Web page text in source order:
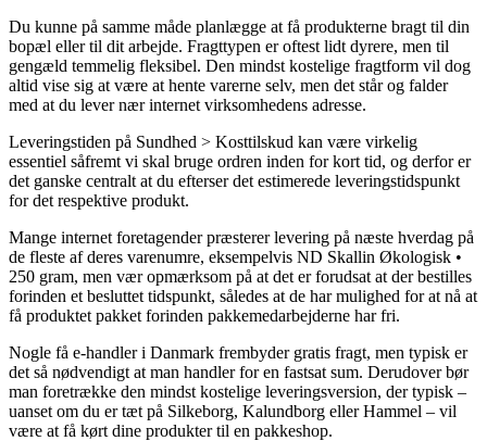
Du kunne på samme måde planlægge at få produkterne bragt til din
bopæl eller til dit arbejde. Fragttypen er oftest lidt dyrere, men til
gengæld temmelig fleksibel. Den mindst kostelige fragtform vil dog
altid vise sig at være at hente varerne selv, men det står og falder
med at du lever nær internet virksomhedens adresse.
Leveringstiden på Sundhed > Kosttilskud kan være virkelig
essentiel såfremt vi skal bruge ordren inden for kort tid, og derfor er
det ganske centralt at du efterser det estimerede leveringstidspunkt
for det respektive produkt.
Mange internet foretagender præsterer levering på næste hverdag på
de fleste af deres varenumre, eksempelvis ND Skallin Økologisk •
250 gram, men vær opmærksom på at det er forudsat at der bestilles
forinden et besluttet tidspunkt, således at de har mulighed for at nå at
få produktet pakket forinden pakkemedarbejderne har fri.
Nogle få e-handler i Danmark frembyder gratis fragt, men typisk er
det så nødvendigt at man handler for en fastsat sum. Derudover bør
man foretrække den mindst kostelige leveringsversion, der typisk –
uanset om du er tæt på Silkeborg, Kalundborg eller Hammel – vil
være at få kørt dine produkter til en pakkeshop.